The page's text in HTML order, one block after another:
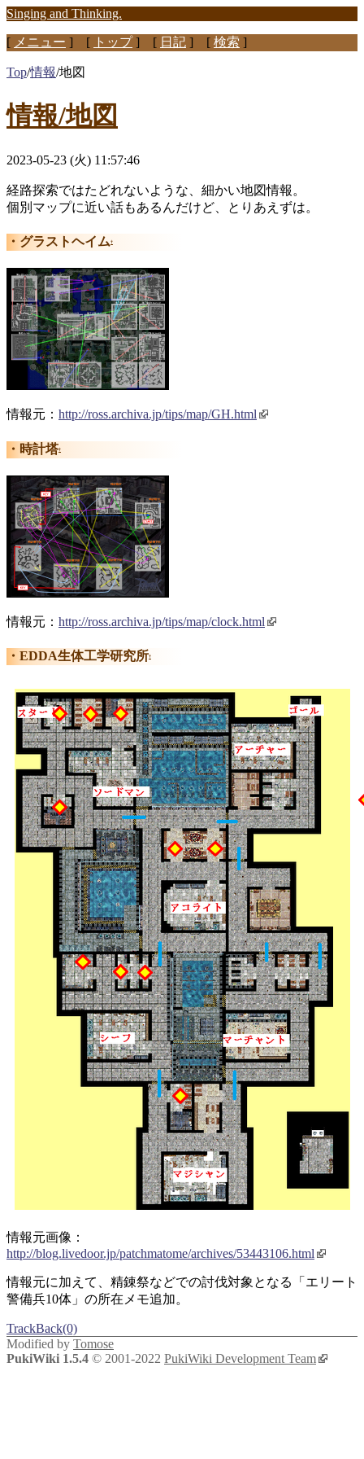
Singing and Thinking.
[ メニュー ] [ トップ] [ 日記 ] [ 検索 ]
Top/情報/地図
情報/地図
2023-05-23 (火) 11:57:46
経路探索ではたどれないような、細かい地図情報。
個別マップに近い話もあるんだけど、とりあえずは。
グラストヘイム†
情報元： http://ross.archiva.jp/tips/map/GH.html
時計塔†
情報元： http://ross.archiva.jp/tips/map/clock.html
EDDA生体工学研究所†
情報元画像：
http://blog.livedoor.jp/patchmatome/archives/53443106.html
情報元に加えて、精錬祭などでの討伐対象となる「エリート
警備兵10体」の所在メモ追加。
TrackBack(0)
Modified by Tomose
PukiWiki 1.5.4 © 2001-2022 PukiWiki Development Team